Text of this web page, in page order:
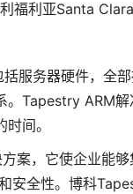
利亚Santa
服务器硬件，全
Tapestry ARM
间。
案，它使企业能
安全性。博科